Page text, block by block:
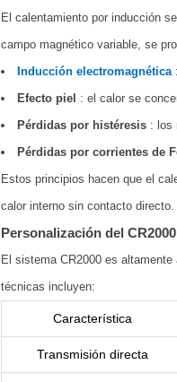
El calentamiento por inducción
campo magnético variable, se
Inducción electromagnética
Efecto piel : el calor se
Pérdidas por histéresis: los
Pérdidas por corrientes de
Estos principios hacen que el
calor interno sin contacto directo.
Personalización del
El sistema CR2000 es
técnicas incluyen:
Característica
Transmisión directa